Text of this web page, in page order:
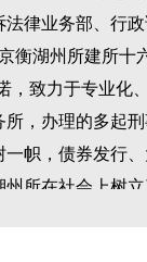
律业务部、行
湖州所建所十
，致力于专业化
，办理的多起
帜，债券发行
所在社会上树